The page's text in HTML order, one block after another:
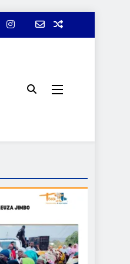
kwa Kiswahili, pamoja na